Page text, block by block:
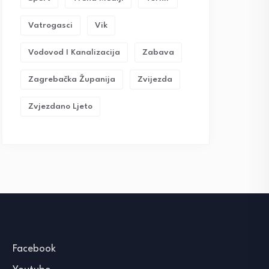
Vatrogasci Vik
Vodovod I Kanalizacija Zabava
Zagrebačka Županija Zvijezda
Zvjezdano Ljeto
Facebook